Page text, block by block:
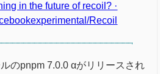
in the future of recoil? ·
Recoil
のpnpm 7.0.0 αがリリースされ